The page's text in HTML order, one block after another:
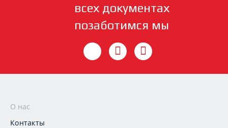
всех документах
позаботимся мы
О нас
Контакты